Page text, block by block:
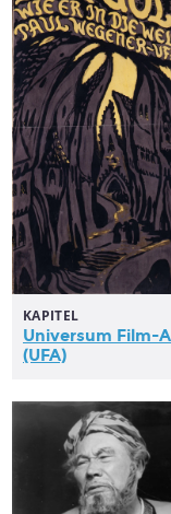
KAPITEL
Universum Film-
(UFA)